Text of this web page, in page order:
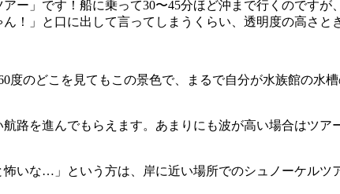
ー」です！船に乗って30〜45分ほど沖まで行くのです
！」と口に出して言ってしまうくらい、透明度の高さと
度のどこを見てもこの景色で、まるで自分が水族館の水
路を進んでもらえます。あまりにも波が高い場合はツ
いな…」という方は、岸に近い場所でのシュノーケルツ